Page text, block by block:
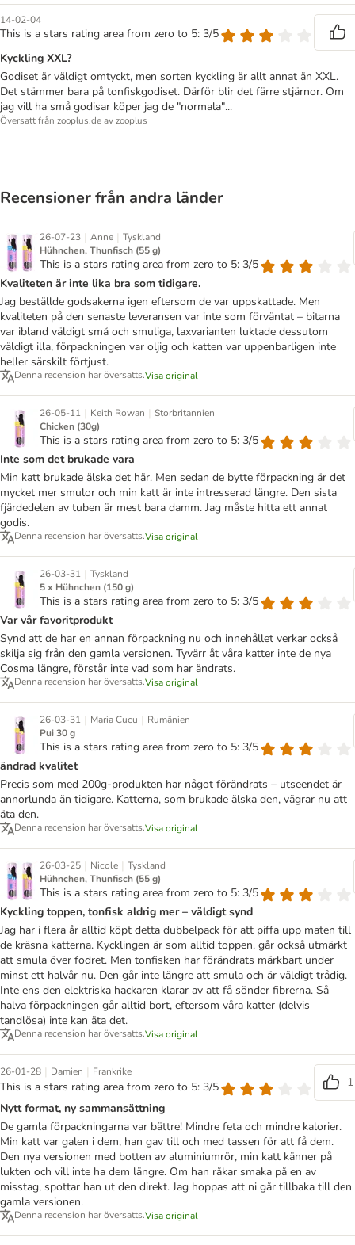
14-02-04
This is a stars rating area from zero to 5: 3/5
Kyckling XXL?
Godiset är väldigt omtyckt, men sorten kyckling är allt annat än XXL.
Det stämmer bara på tonfiskgodiset. Därför blir det färre stjärnor. Om
jag vill ha små godisar köper jag de "normala"...
Översatt från zooplus.de av zooplus
Recensioner från andra länder
26-07-23 | Anne | Tyskland
Hühnchen, Thunfisch (55 g)
This is a stars rating area from zero to 5: 3/5
Kvaliteten är inte lika bra som tidigare.
Jag beställde godsakerna igen eftersom de var uppskattade. Men
kvaliteten på den senaste leveransen var inte som förväntat – bitarna
var ibland väldigt små och smuliga, laxvarianten luktade dessutom
väldigt illa, förpackningen var oljig och katten var uppenbarligen inte
heller särskilt förtjust.
Denna recension har översatts.Visa original
26-05-11 | Keith Rowan | Storbritannien
Chicken (30g)
This is a stars rating area from zero to 5: 3/5
Inte som det brukade vara
Min katt brukade älska det här. Men sedan de bytte förpackning är det
mycket mer smulor och min katt är inte intresserad längre. Den sista
fjärdedelen av tuben är mest bara damm. Jag måste hitta ett annat
godis.
Denna recension har översatts.Visa original
26-03-31 | Tyskland
5 x Hühnchen (150 g)
This is a stars rating area from zero to 5: 3/5
Var vår favoritprodukt
Synd att de har en annan förpackning nu och innehållet verkar också
skilja sig från den gamla versionen. Tyvärr åt våra katter inte de nya
Cosma längre, förstår inte vad som har ändrats.
Denna recension har översatts.Visa original
26-03-31 | Maria Cucu | Rumänien
Pui 30 g
This is a stars rating area from zero to 5: 3/5
ändrad kvalitet
Precis som med 200g-produkten har något förändrats – utseendet är
annorlunda än tidigare. Katterna, som brukade älska den, vägrar nu att
äta den.
Denna recension har översatts.Visa original
26-03-25 | Nicole | Tyskland
Hühnchen, Thunfisch (55 g)
This is a stars rating area from zero to 5: 3/5
Kyckling toppen, tonfisk aldrig mer – väldigt synd
Jag har i flera år alltid köpt detta dubbelpack för att piffa upp maten till
de kräsna katterna. Kycklingen är som alltid toppen, går också utmärkt
att smula över fodret. Men tonfisken har förändrats märkbart under
minst ett halvår nu. Den går inte längre att smula och är väldigt trådig.
Inte ens den elektriska hackaren klarar av att få sönder fibrerna. Så
halva förpackningen går alltid bort, eftersom våra katter (delvis
tandlösa) inte kan äta det.
Denna recension har översatts.Visa original
26-01-28 | Damien | Frankrike
This is a stars rating area from zero to 5: 3/5
1
Nytt format, ny sammansättning
De gamla förpackningarna var bättre! Mindre feta och mindre kalorier.
Min katt var galen i dem, han gav till och med tassen för att få dem.
Den nya versionen med botten av aluminiumrör, min katt känner på
lukten och vill inte ha dem längre. Om han råkar smaka på en av
misstag, spottar han ut den direkt. Jag hoppas att ni går tillbaka till den
gamla versionen.
Denna recension har översatts.Visa original